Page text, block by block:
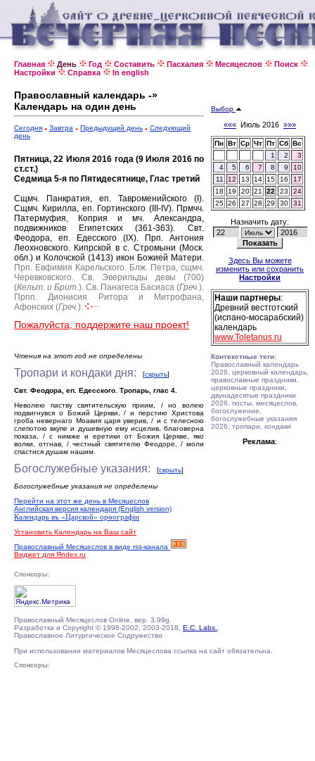
Главная День Год Составить Пасхалия Месяцеслов
Поиск
Настройки
Справка In english
Православный календарь -»
Календарь на один день
Сегодня Завтра Предыдущий день
Следующий
день
Пятница, 22 Июля 2016 года (9 Июля 2016 по
ст.ст.)
Седмица 5-я по Пятидесятнице, Глас третий
Сщмч. Панкратия, еп. Тавроменийского (I).
Сщмч. Кирилла, еп. Гортинского (III-IV). Прмчч.
Патермуфия, Коприя и мч. Александра,
подвижников Египетских (361-363). Свт.
Феодора, еп. Едесского (IX).
Прп. Антония
Леохновского. Кипрской в с. Стромыни (Моск.
обл.) и Колочской (1413) икон Божией Матери.
Прп. Евфимия Карельского. Блж. Петра, сщмч.
Черевковского.
Св. Эверильды девы (700)
(Кельт. и Брит.). Св. Панагеса Басиаса (Греч.).
Прпп. Дионисия Ритора и Митрофана,
Афонских (Греч.).
Пожалуйста, поддержите наш проект!
Чтения на этот год не определены
Тропари и кондаки дня: [скрыть]
Свт. Феодора, еп. Едесского. Тропарь, глас 4.
Неволею паству святительскую приим, / но волею
подвигнувся о Божий Церкви, / и перстию Христова
гроба невернаго Моавия царя уверив, / и с телесною
слепотою вкупе и душевную ему исцелив, благоверна
показа, / с нимже и еретики от Божия Церкве, яко
волки, отгнав, / честный святителю Феодоре, / моли
спастися душам нашим.
Богослужебные указания: [скрыть]
Богослужебные указания не определены
Перейти на этот же день в Месяцеслов
Английская версия календаря (English version)
Календарь въ «Царской» орѳографiи
Установить Календарь на Ваш сайт
Православный Месяцеслов в виде rss-канала
Виджет для Яndex.ru
Выбор
««« Июль 2016 »»»
Пн Вт Ср Чт Пт Сб Вс
1
2
3
4
5 6 7 8 9
10
11
12 13 14 15 16
17
18
19 20 21 22 23
24
25 26 27 28 29 30 31
Назначить дату:
Здесь Вы можете
изменить или сохранить
Настройки
Наши партнеры:
Древний вестготский
(испано-мосарабский)
календарь
www.Toletanus.ru
Контекстные теги:
Православный календарь
2026, церковный календарь,
православные праздники,
церковные праздники,
двунадесятые праздники
2026, посты, месяцеслов,
богослужение,
богослужебные указания
2026, тропари, кондаки
Реклама:
Спонсоры:
Православный Месяцеслов Online, вер. 3.99g.
Разработка и Copyright © 1998-2002, 2003-2018, E.C. Labs.
Православное Литургическое Содружество
При использовании материалов Месяцеслова ссылка на сайт обязательна.
Спонсоры: